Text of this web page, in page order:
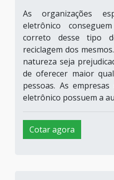
As organizações
eletrônico
correto desse tipo
reciclagem dos
natureza seja
de oferecer maior
pessoas. As
eletrônico possuem a
Cotar agora